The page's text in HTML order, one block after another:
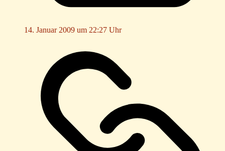
14. Januar 2009 um 22:27 Uhr